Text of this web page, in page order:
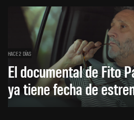
HACE 2 DÍAS
El documental de Fito
ya tiene fecha de